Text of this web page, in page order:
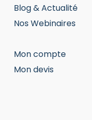
Blog & Actualité
Nos Webinaires
Mon compte
Mon devis